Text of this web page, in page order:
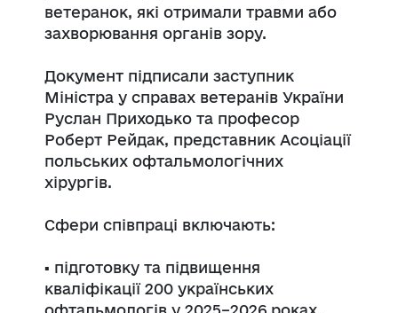
ветеранок, які отримали травми або
захворювання органів зору.
Документ підписали заступник
Міністра у справах ветеранів України
Руслан Приходько та професор
Роберт Рейдак, представник Асоціації
польських офтальмологічних
хірургів.
Сфери співпраці включають:
▪️ підготовку та підвищення
кваліфікації 200 українських
офтальмологів у 2025–2026 роках,